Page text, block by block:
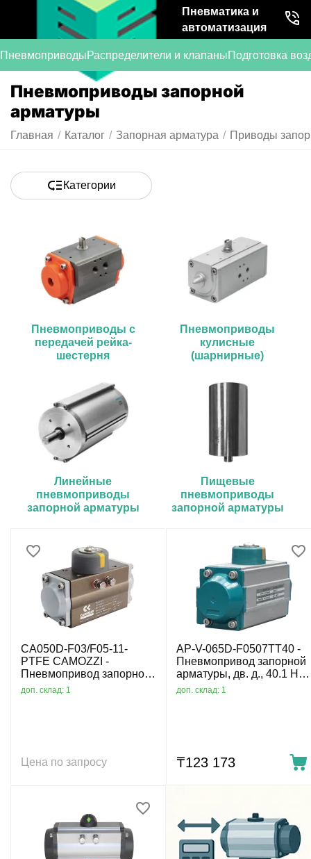
Пневматика и
автоматизация
ПневмоприводыРаспределители и клапаныПодготовка
Пневмоприводы запорной
арматуры
Главная / Каталог / Запорная арматура / Приводы
Категории
Пневмоприводы с
передачей рейка-
шестерня
Пневмоприводы
кулисные
(шарнирные)
Линейные
пневмоприводы
запорной арматуры
Пищевые
пневмоприводы
запорной арматуры
CA050D-F03/F05-11-
PTFE CAMOZZI -
Пневмопривод запорной
арматуры, дв. д., 19.8 Нм,
доп. склад: 1
Цена по запросу
AP-V-065D-F0507TT40 -
Пневмопривод запорной
арматуры, дв. д., 40.1 Нм,
F05/07, вал 14 мм, -40°C
доп. склад: 1
₸123 173